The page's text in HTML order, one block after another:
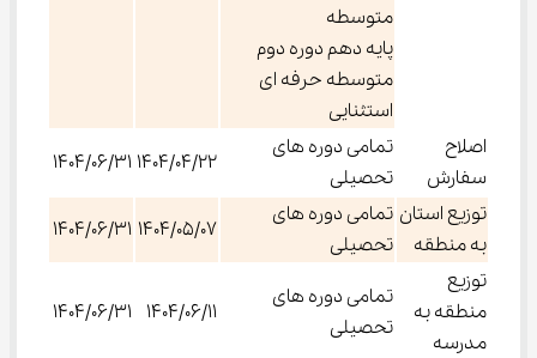
متوسطه
پایه دهم دوره دوم
متوسطه حرفه ای
استثنایی
اصلاح
سفارش
تمامی دوره های
تحصیلی
1404/04/22
1404/06/31
توزیع استان
به منطقه
تمامی دوره های
تحصیلی
1404/05/07
1404/06/31
توزیع
منطقه به
مدرسه
تمامی دوره های
تحصیلی
1404/06/11
1404/06/31